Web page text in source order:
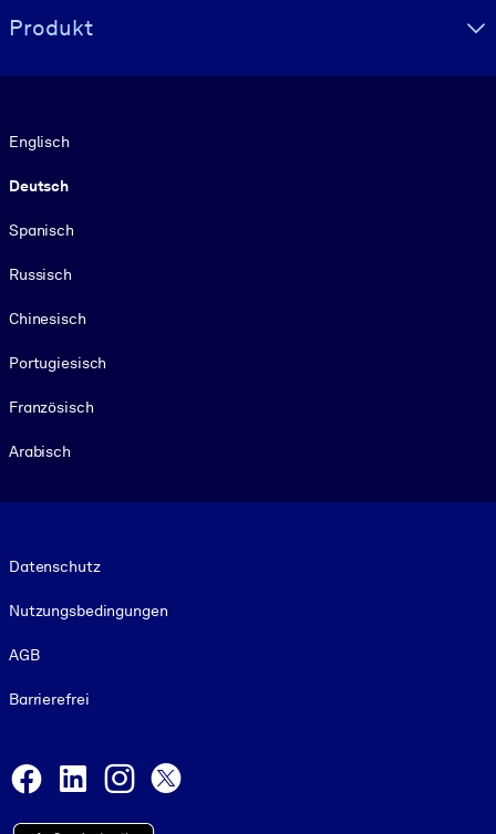
Produkt
Englisch
Deutsch
Spanisch
Russisch
Chinesisch
Portugiesisch
Französisch
Arabisch
Datenschutz
Nutzungsbedingungen
AGB
Barrierefrei
Facebook
LinkedInInstagram